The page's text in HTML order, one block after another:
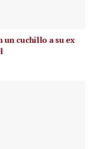
un cuchillo a su ex